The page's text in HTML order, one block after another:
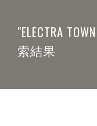
"ELECTRA
索結果